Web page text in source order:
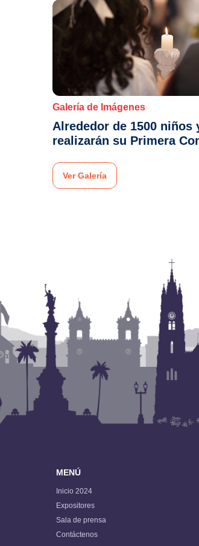
Galería de Imágenes
Alrededor de 1500 niños
realizarán su Primera
Ver Galería
MENÚ
Inicio 2024
Expositores
Sala de prensa
Contáctenos